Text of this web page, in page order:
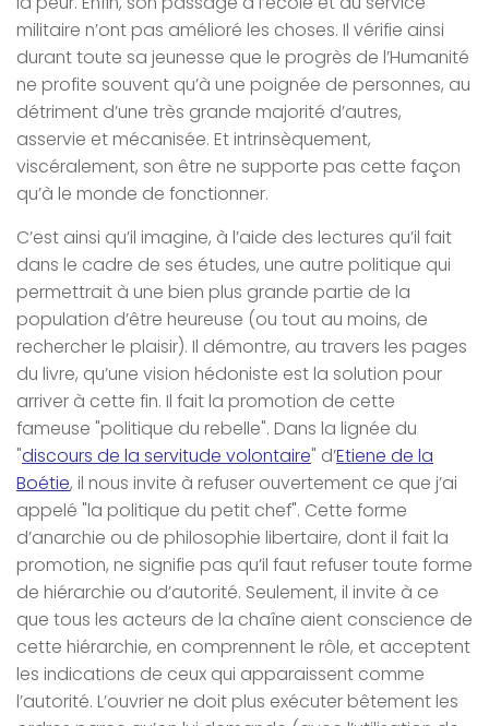
militaire n’ont pas amélioré les choses. Il vérifie ainsi
durant toute sa jeunesse que le progrès de l’Humanité
ne profite souvent qu’à une poignée de personnes, au
détriment d’une très grande majorité d’autres,
asservie et mécanisée. Et intrinsèquement,
viscéralement, son être ne supporte pas cette façon
qu’à le monde de fonctionner.
C’est ainsi qu’il imagine, à l’aide des lectures qu’il fait
dans le cadre de ses études, une autre politique qui
permettrait à une bien plus grande partie de la
population d’être heureuse (ou tout au moins, de
rechercher le plaisir). Il démontre, au travers les pages
du livre, qu’une vision hédoniste est la solution pour
arriver à cette fin. Il fait la promotion de cette
fameuse "politique du rebelle". Dans la lignée du
"discours de la servitude volontaire" d’Etiene de la
Boétie, il nous invite à refuser ouvertement ce que j’ai
appelé "la politique du petit chef". Cette forme
d’anarchie ou de philosophie libertaire, dont il fait la
promotion, ne signifie pas qu’il faut refuser toute forme
de hiérarchie ou d’autorité. Seulement, il invite à ce
que tous les acteurs de la chaîne aient conscience de
cette hiérarchie, en comprennent le rôle, et acceptent
les indications de ceux qui apparaissent comme
l’autorité. L’ouvrier ne doit plus exécuter bêtement les